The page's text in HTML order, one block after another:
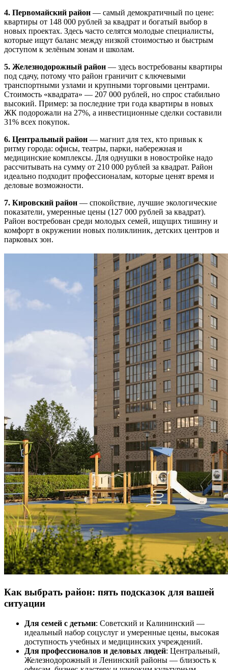
4. Первомайский район — самый демократичный по цене:
квартиры от 148 000 рублей за квадрат и богатый выбор в
новых проектах. Здесь часто селятся молодые специалисты,
которые ищут баланс между низкой стоимостью и быстрым
доступом к зелёным зонам и школам.
5. Железнодорожный район — здесь востребованы квартиры
под сдачу, потому что район граничит с ключевыми
транспортными узлами и крупными торговыми центрами.
Стоимость «квадрата» — 207 000 рублей, но спрос стабильно
высокий. Пример: за последние три года квартиры в новых
ЖК подорожали на 27%, а инвестиционные сделки составили
31% всех покупок.
6. Центральный район — магнит для тех, кто привык к
ритму города: офисы, театры, парки, набережная и
медицинские комплексы. Для однушки в новостройке надо
рассчитывать на сумму от 210 000 рублей за квадрат. Район
идеально подходит профессионалам, которые ценят время и
деловые возможности.
7. Кировский район — спокойствие, лучшие экологические
показатели, умеренные цены (127 000 рублей за квадрат).
Район востребован среди молодых семей, ищущих тишину и
комфорт в окружении новых поликлиник, детских центров и
парковых зон.
Как выбрать район: пять подсказок для вашей
ситуации
Для семей с детьми: Советский и Калининский —
идеальный набор соцуслуг и умеренные цены, высокая
доступность учебных и медицинских учреждений.
Для профессионалов и деловых людей: Центральный,
Железнодорожный и Ленинский районы — близость к